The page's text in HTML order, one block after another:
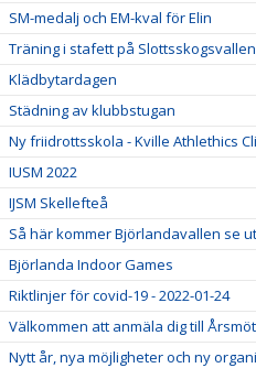
SM-medalj och EM-kval för Elin
Träning i stafett på Slottsskogsvallen
Klädbytardagen
Städning av klubbstugan
Ny friidrottsskola - Kville Athlethics
IUSM 2022
IJSM Skellefteå
Så här kommer Björlandavallen se ut
Björlanda Indoor Games
Riktlinjer för covid-19 - 2022-01-24
Välkommen att anmäla dig till
Nytt år, nya möjligheter och ny